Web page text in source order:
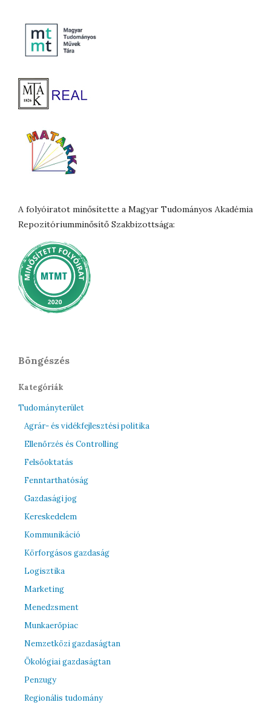
A folyóiratot minősítette a Magyar Tudományos Akadémia
Repozitóriumminősítő Szakbizottsága:
Böngészés
Kategóriák
Tudományterület
Agrár- és vidékfejlesztési politika
Ellenőrzés és Controlling
Felsőoktatás
Fenntarthatóság
Gazdasági jog
Kereskedelem
Kommunikáció
Körforgásos gazdaság
Logisztika
Marketing
Menedzsment
Munkaerőpiac
Nemzetközi gazdaságtan
Ökológiai gazdaságtan
Penzugy
Regionális tudomány